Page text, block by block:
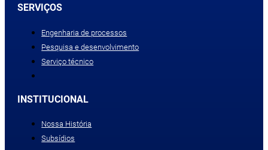
SERVIÇOS
Engenharia de processos
Pesquisa e desenvolvimento
Serviço técnico
INSTITUCIONAL
Nossa História
Subsídios